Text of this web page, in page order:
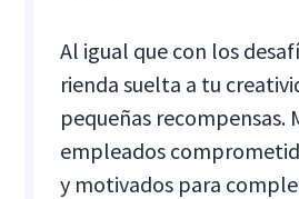
Al igual que con los
rienda suelta a tu
pequeñas recompensas.
empleados
y motivados para